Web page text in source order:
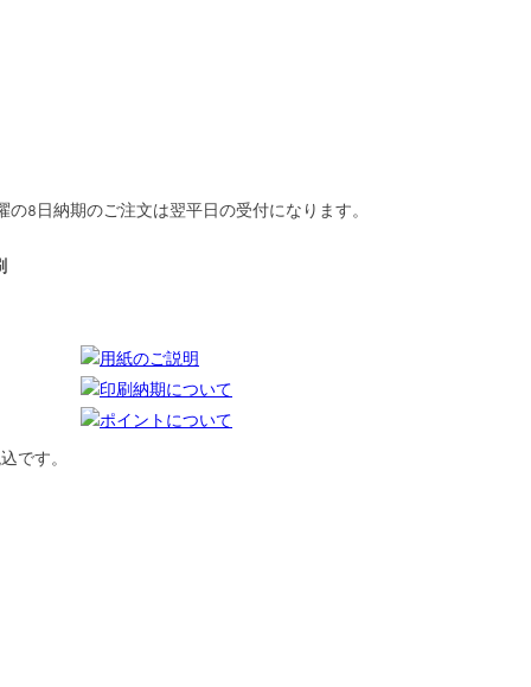
の8日納期のご注文は翌平日の受付になります。
用紙のご説明
印刷納期について
ポイントについて